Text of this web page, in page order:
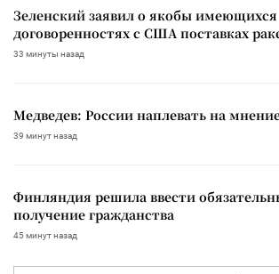
Зеленский заявил о якобы имеющихся
договоренностях с США поставках
33 минуты назад
Медведев: России наплевать на
39 минут назад
Финляндия решила ввести
получение гражданства
45 минут назад